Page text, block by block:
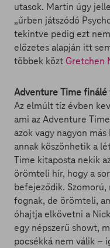
utasok. Martin úgy
„űrben játszódó
tekintve pedig ezt
előzetes alapján itt
többek közt Gretchen
Adventure Time
Az elmúlt tíz évben
ami az Adventure
azok vagy nagyon
annak köszönhetik a
Time kitaposta nekik
örömteli hír, hogy a
befejeződik.
fognak, de örömteli,
óhajtja elkövetni a
egy népszerű showt,
pocsékká nem válik –